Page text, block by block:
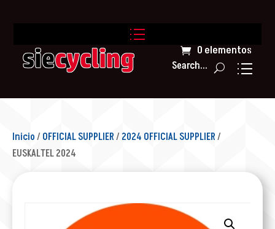
0 elementos
Search...
Inicio/ OFFICIAL SUPPLIER/2024 OFFICIAL SUPPLIER/
EUSKALTEL 2024